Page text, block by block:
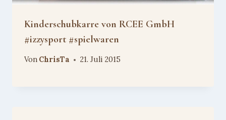
Kinderschubkarre von RCEE GmbH
#izzysport #spielwaren
Von ChrisTa 21. Juli 2015